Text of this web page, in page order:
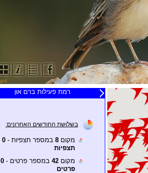
רמת פעילות ברם און
בשלושת החודשים האחרונים:
מקום 8 במספר תצפיות - 0
תצפיות
מקום 42 במספר פרטים - 0
פרטים